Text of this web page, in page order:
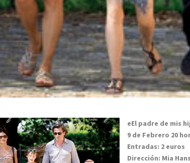
eEl padre de mis
9 de Febrero 20
Entradas: 2 euros
Dirección: Mia